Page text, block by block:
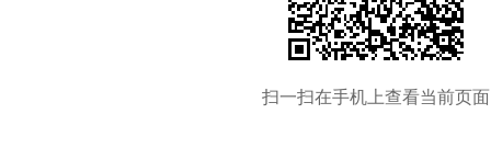
扫一扫在手机上查看当前页面